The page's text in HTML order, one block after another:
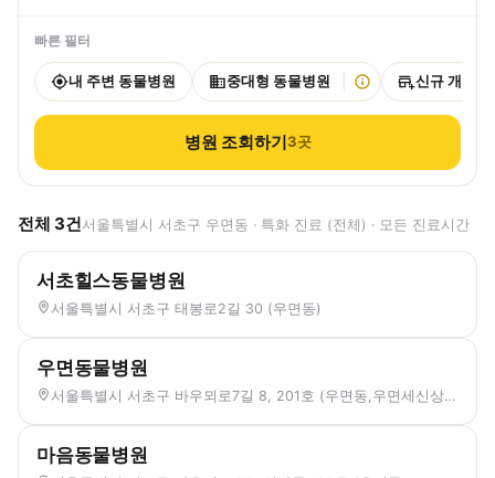
빠른 필터
내 주변 동물병원 중대형 동물병원 신규 개원
병원 조회하기3곳
전체 3건서울특별시 서초구 우면동 · 특화 진료 (전체) · 모든 진료시간
서초힐스동물병원
서울특별시 서초구 태봉로2길 30 (우면동)
우면동물병원
서울특별시 서초구 바우뫼로7길 8, 201호 (우면동,우면세신상가)
마음동물병원